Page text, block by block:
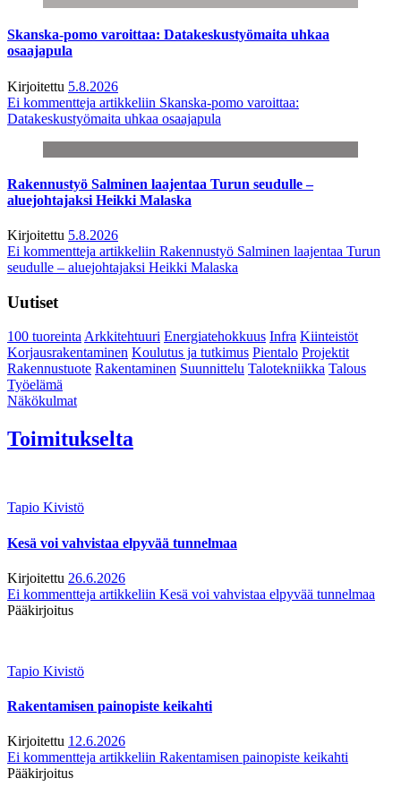
Skanska-pomo varoittaa: Datakeskustyömaita uhkaa
osaajapula
Kirjoitettu 5.8.2026
Ei kommentteja artikkeliin Skanska-pomo varoittaa:
Datakeskustyömaita uhkaa osaajapula
Rakennustyö Salminen laajentaa Turun seudulle –
aluejohtajaksi Heikki Malaska
Kirjoitettu 5.8.2026
Ei kommentteja artikkeliin Rakennustyö Salminen laajentaa Turun
seudulle – aluejohtajaksi Heikki Malaska
Uutiset
100 tuoreintaArkkitehtuuri Energiatehokkuus Infra Kiinteistöt
Korjausrakentaminen Koulutus ja tutkimus Pientalo Projektit
Rakennustuote Rakentaminen Suunnittelu Talotekniikka Talous
Työelämä
Näkökulmat
Toimitukselta
Tapio Kivistö
Kesä voi vahvistaa elpyvää tunnelmaa
Kirjoitettu 26.6.2026
Ei kommentteja artikkeliin Kesä voi vahvistaa elpyvää tunnelmaa
Pääkirjoitus
Tapio Kivistö
Rakentamisen painopiste keikahti
Kirjoitettu 12.6.2026
Ei kommentteja artikkeliin Rakentamisen painopiste keikahti
Pääkirjoitus